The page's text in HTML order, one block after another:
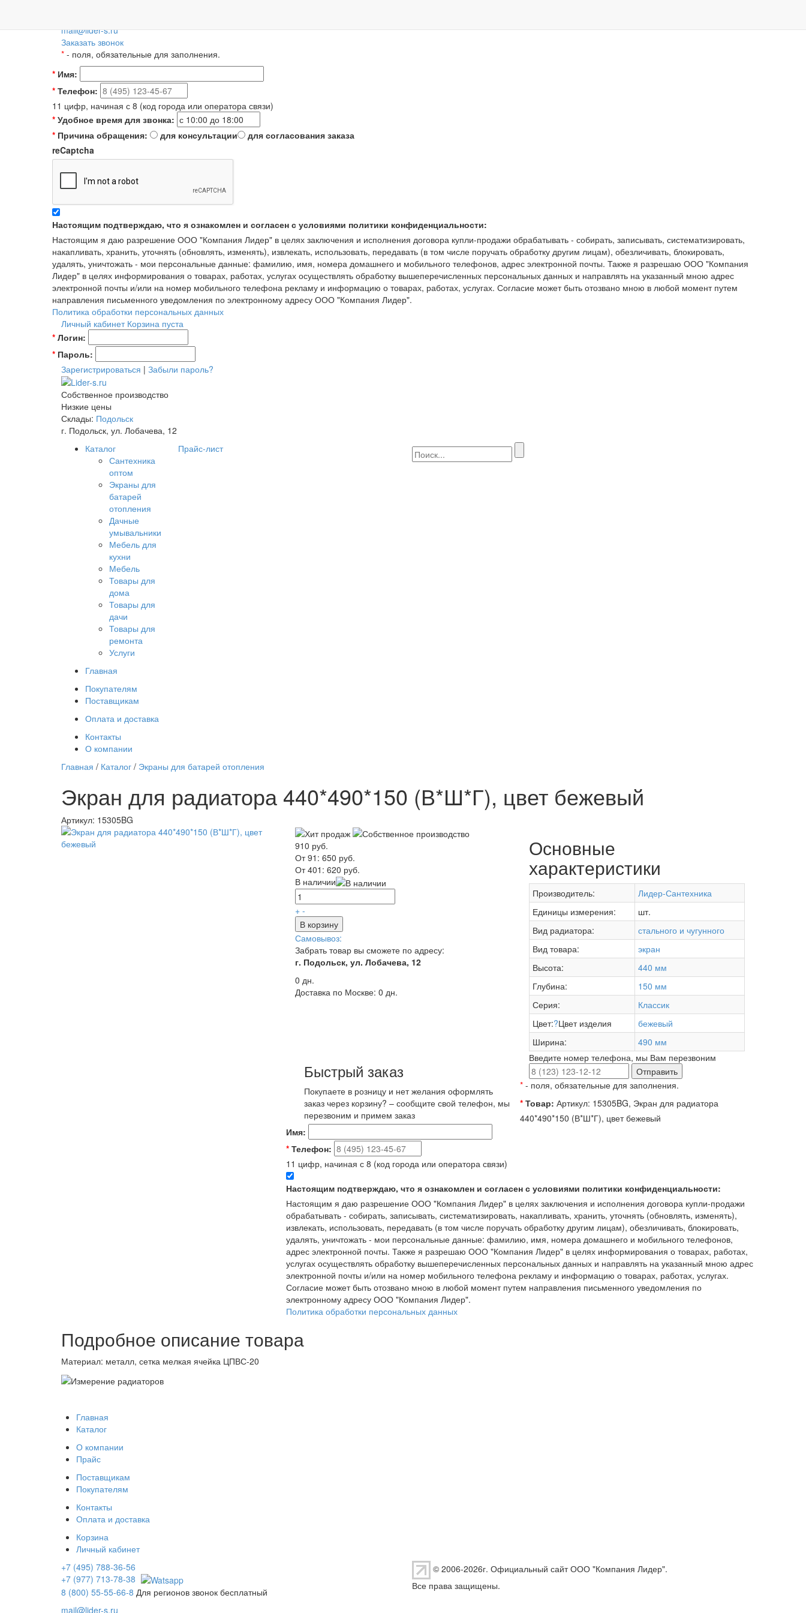
mail@lider-s.ru
Заказать звонок
* - поля, обязательные для заполнения.
* Имя:
* Телефон:
11 цифр, начиная с 8 (код города или оператора связи)
* Удобное время для звонка:
* Причина обращения: для консультации
для согласования заказа
reCaptcha
Настоящим подтверждаю, что я ознакомлен и согласен с условиями политики конфиденциальности:
Настоящим я даю разрешение ООО "Компания Лидер" в целях заключения и исполнения договора купли-продажи обрабатывать - собирать, записывать, систематизировать,
накапливать, хранить, уточнять (обновлять, изменять), извлекать, использовать, передавать (в том числе поручать обработку другим лицам), обезличивать, блокировать,
удалять, уничтожать - мои персональные данные: фамилию, имя, номера домашнего и мобильного телефонов, адрес электронной почты. Также я разрешаю ООО "Компания
Лидер" в целях информирования о товарах, работах, услугах осуществлять обработку вышеперечисленных персональных данных и направлять на указанный мною адрес
электронной почты и/или на номер мобильного телефона рекламу и информацию о товарах, работах, услугах. Согласие может быть отозвано мною в любой момент путем
направления письменного уведомления по электронному адресу ООО "Компания Лидер".
Политика обработки персональных данных
Личный кабинет Корзина пуста
* Логин:
* Пароль:
Зарегистрироваться | Забыли пароль?
Собственное производство
Низкие цены
Склады: Подольск
г. Подольск, ул. Лобачева, 12
Каталог
Сантехника
оптом
Экраны для
батарей
отопления
Дачные
умывальники
Мебель для
кухни
Мебель
Товары для
дома
Товары для
дачи
Товары для
ремонта
Услуги
Прайс-лист
Главная
Покупателям
Поставщикам
Оплата и доставка
Контакты
О компании
Главная / Каталог / Экраны для батарей отопления
Экран для радиатора 440*490*150 (В*Ш*Г), цвет бежевый
Артикул: 15305BG
910 руб.
От 91: 650 руб.
От 401: 620 руб.
В наличии
+ -
В корзину
Самовывоз:
Забрать товар вы сможете по адресу:
г. Подольск, ул. Лобачева, 12
0 дн.
Доставка по Москве: 0 дн.
Основные
характеристики
Производитель:
Лидер-Сантехника
Единицы измерения:
шт.
Вид радиатора:
стального и чугунного
Вид товара:
экран
Высота:
440 мм
Глубина:
150 мм
Серия:
Классик
Цвет:?Цвет изделия
бежевый
Ширина:
490 мм
Быстрый заказ
Покупаете в розницу и нет желания оформлять
заказ через корзину? – сообщите свой телефон, мы
перезвоним и примем заказ
Введите номер телефона, мы Вам перезвоним
Отправить
* - поля, обязательные для заполнения.
* Товар: Артикул: 15305BG, Экран для радиатора
440*490*150 (В*Ш*Г), цвет бежевый
Имя:
* Телефон:
11 цифр, начиная с 8 (код города или оператора связи)
Настоящим подтверждаю, что я ознакомлен и согласен с условиями политики конфиденциальности:
Настоящим я даю разрешение ООО "Компания Лидер" в целях заключения и исполнения договора купли-продажи
обрабатывать - собирать, записывать, систематизировать, накапливать, хранить, уточнять (обновлять, изменять),
извлекать, использовать, передавать (в том числе поручать обработку другим лицам), обезличивать, блокировать,
удалять, уничтожать - мои персональные данные: фамилию, имя, номера домашнего и мобильного телефонов,
адрес электронной почты. Также я разрешаю ООО "Компания Лидер" в целях информирования о товарах, работах,
услугах осуществлять обработку вышеперечисленных персональных данных и направлять на указанный мною адрес
электронной почты и/или на номер мобильного телефона рекламу и информацию о товарах, работах, услугах.
Согласие может быть отозвано мною в любой момент путем направления письменного уведомления по
электронному адресу ООО "Компания Лидер".
Политика обработки персональных данных
Подробное описание товара
Материал: металл, сетка мелкая ячейка ЦПВС-20
Главная
Каталог
О компании
Прайс
Поставщикам
Покупателям
Контакты
Оплата и доставка
Корзина
Личный кабинет
+7 (495) 788-36-56
+7 (977) 713-78-38
8 (800) 55-55-66-8 Для регионов звонок бесплатный
mail@lider-s.ru
© 2006-2026г. Официальный сайт ООО "Компания Лидер".
Все права защищены.